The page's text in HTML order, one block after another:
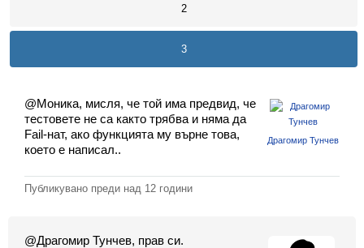
Форуми
Потребители
Класация
2
3
Драгомир Тунчев
@Моника, мисля, че той има предвид, че
тестовете не са както трябва и няма да
Fail-нат, ако функцията му върне това,
което е написал..
Публикувано преди над 12 години
@Драгомир Тунчев, прав си.